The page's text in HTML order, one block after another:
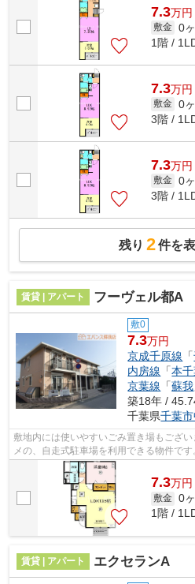
7.3万円
敷金 0
1階 /
7.3万円
敷金 0
3階 /
7.3万円
敷金 0
3階 /
残り 2件を
賃貸 | アパート フーヴェル都A
敷0
7.3万円
京成千原線 「
内房線 「本
京葉線 「蘇我
築18年 /
千葉県千葉
敷地内には使いやすいごみ置き場もござ
メの、自走式駐車場を利用できる物件で
る物件をご提供します。気になるイチ...
7.3万円
敷金 0
1階 /
賃貸 | アパート エクセランA